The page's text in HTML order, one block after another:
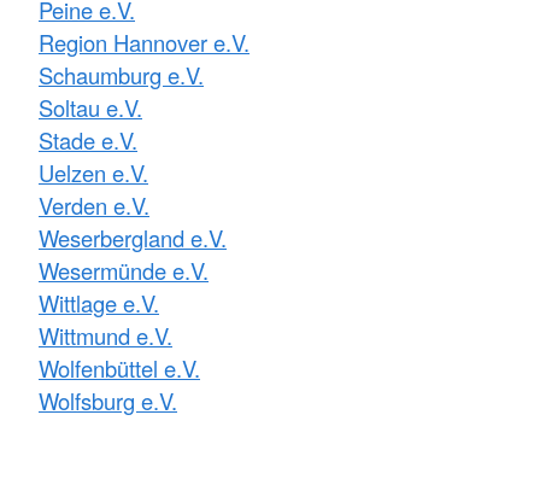
Peine e.V.
Region Hannover e.V.
Schaumburg e.V.
Soltau e.V.
Stade e.V.
Uelzen e.V.
Verden e.V.
Weserbergland e.V.
Wesermünde e.V.
Wittlage e.V.
Wittmund e.V.
Wolfenbüttel e.V.
Wolfsburg e.V.